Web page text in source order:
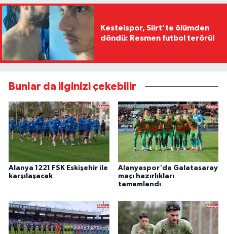
Kestelspor, Siirt’te ölümden
döndü: Resmen futbol terörü!
Bunlar da ilginizi çekebilir
Alanya 1221 FSK Eskişehir ile
karşılaşacak
Alanyaspor'da Galatasaray
maçı hazırlıkları
tamamlandı